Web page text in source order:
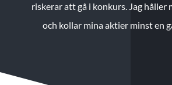
riskerar att gå i konkurs. Jag håller
och kollar mina aktier minst en